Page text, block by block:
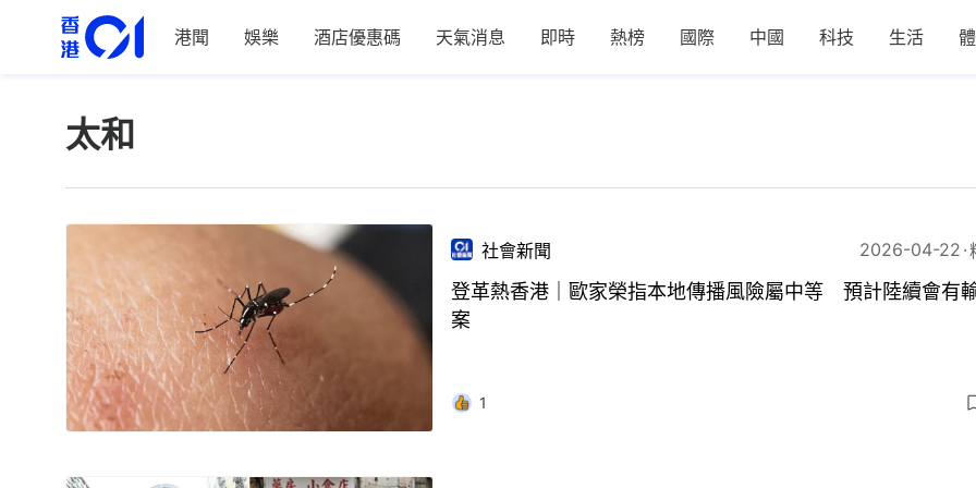
港聞 娛樂 酒店優惠碼 天氣消息 即時 熱榜 國際 中國 科技 生活
太和
社會新聞 2026-04-22
登革熱香港｜歐家榮指本地傳播風險屬中等 預計陸續會有
案
1